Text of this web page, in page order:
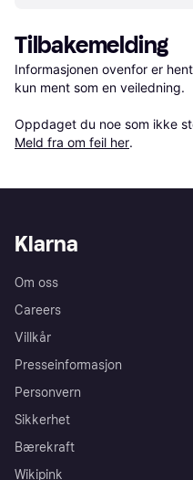
Tilbakemelding
Informasjonen ovenfor er
kun ment som en veiledning.
Oppdaget du noe som ikke
Meld fra om feil her.
Klarna
Om oss
Careers
Villkår
Presseinformasjon
Personvern
Sikkerhet
Bærekraft
Wikipink